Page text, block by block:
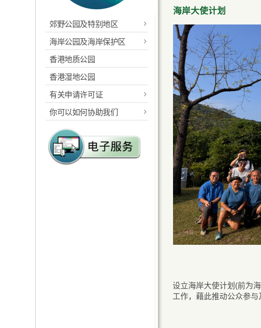
郊野公园及特别地区
最新消息
香港便览
工作范围
规则及相关法例
统计数字
远足径
游客中心
海岸公园及海岸保护区
最新消息
概述
指定的海岸公园及海岸保
护区
工作范围
规则及相关法例
香港地质公园
香港湿地公园
有关申请许可证
郊野公园准许证
海岸公园准许证
你可以如何协助我们
报告及建议
郊野公园义工计划
海岸大使计划
设立海岸大使计划(前为
工作，藉此推动公众参与